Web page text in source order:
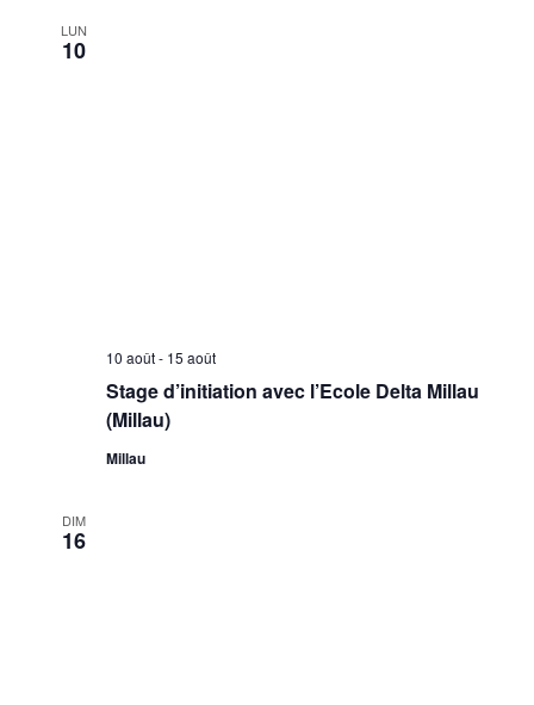
LUN
10
Stage d’initiation avec l’Ecole Delta Millau
(Millau)
10 août- 15 août
Millau
DIM
16